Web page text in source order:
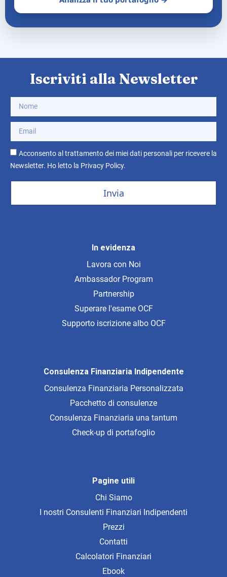
Pagine utili
Chi Siamo
I nostri Consulenti Finanziari Indipendenti
Prezzi
Contatti
Calcolatori Finanziari
Ebook
Consulenza Finanziaria Indipendente
Consulenza Finanziaria Personalizzata
Pacchetto di consulenze
Consulenza Finanziaria una tantum
Check-up di portafoglio
In evidenza
Lavora con Noi
Ambassador Program
Partnership
Superare l'esame OCF
Supporto iscrizione albo OCF
Iscriviti alla Newsletter
Acconsento al trattamento dei miei dati personali per ricevere la
Newsletter. Ho letto la Privacy Policy.
Invia